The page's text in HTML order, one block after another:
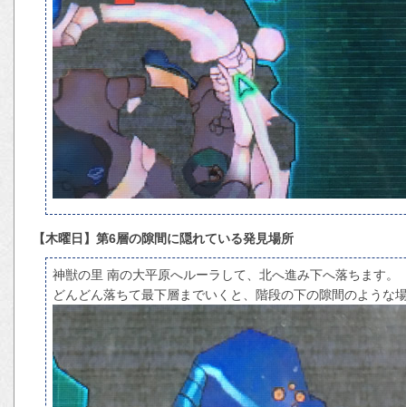
【木曜日】第6層の隙間に隠れている発見場所
神獣の里 南の大平原へルーラして、北へ進み下へ落ちます。
どんどん落ちて最下層までいくと、階段の下の隙間のような